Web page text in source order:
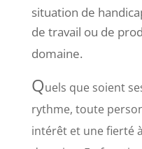
situation de
de travail ou de
domaine.
Quels que soient
rythme, toute
intérêt et une fierté